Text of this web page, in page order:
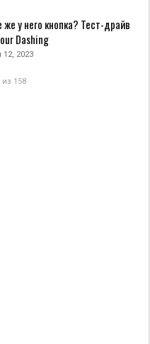
же у него кнопка? Тест-драйв
Dashing
12, 2023
из 158